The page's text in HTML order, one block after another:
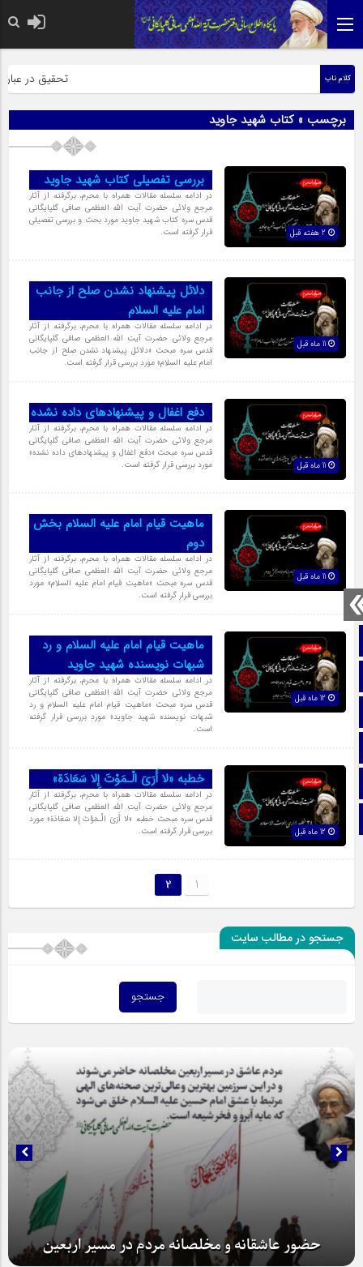
صفحه نخست
تماس با ما
اینستاگرام
تلگرام
کلام ناب تحقیق در
برچسب » کتاب شهید جاوید
بررسی تفصیلی کتاب شهید جاوید
در ادامه سلسله مقالات همراه با محرم، برگرفته از آثار
مرجع ولائی حضرت آیت الله العظمی صافی گلپایگانی
قدس سره کتاب شهید جاوید مورد بحث و بررسی تفصیلی
قرار گرفته است.
دلائل پیشنهاد نشدن صلح از جانب
امام علیه السلام
در ادامه سلسله مقالات همراه با محرم، برگرفته از آثار
مرجع ولائی حضرت آیت الله العظمی صافی گلپایگانی
قدس سره مبحث «دلائل پیشنهاد نشدن صلح از جانب
امام علیه السلام» مورد بررسی قرار گرفته است.
دفع اغفال و پیشنهادهای داده نشده
در ادامه سلسله مقالات همراه با محرم، برگرفته از آثار
مرجع ولائی حضرت آیت الله العظمی صافی گلپایگانی
قدس سره مبحث «دفع اغفال و پیشنهادهای داده نشده»
مورد بررسی قرار گرفته است.
ماهیت قیام امام علیه السلام بخش
دوم
در ادامه سلسله مقالات همراه با محرم، برگرفته از آثار
مرجع ولائی حضرت آیت الله العظمی صافی گلپایگانی
قدس سره مبحث «ماهیت قیام امام علیه السلام» مورد
بررسی قرار گرفته است.
ماهیت قیام امام علیه السلام و رد
شبهات نویسنده شهید جاوید
در ادامه سلسله مقالات همراه با محرم، برگرفته از آثار
مرجع ولائی حضرت آیت الله العظمی صافی گلپایگانی
قدس سره مبحث «ماهیت قیام امام علیه السلام و رد
شبهات نویسنده شهید جاوید» مورد بررسی قرار گرفته
است.
خطبه «لا أَرَىَ الْـمَوْتَ إِلا سَعَادَة»
در ادامه سلسله مقالات همراه با محرم، برگرفته از آثار
مرجع ولائی حضرت آیت الله العظمی صافی گلپایگانی
قدس سره مبحث خطبه «لا أَرَىَ الْـمَوْتَ إِلا سَعَادَة» مورد
بررسی قرار گرفته است.
1
2
جستجو در مطالب سایت